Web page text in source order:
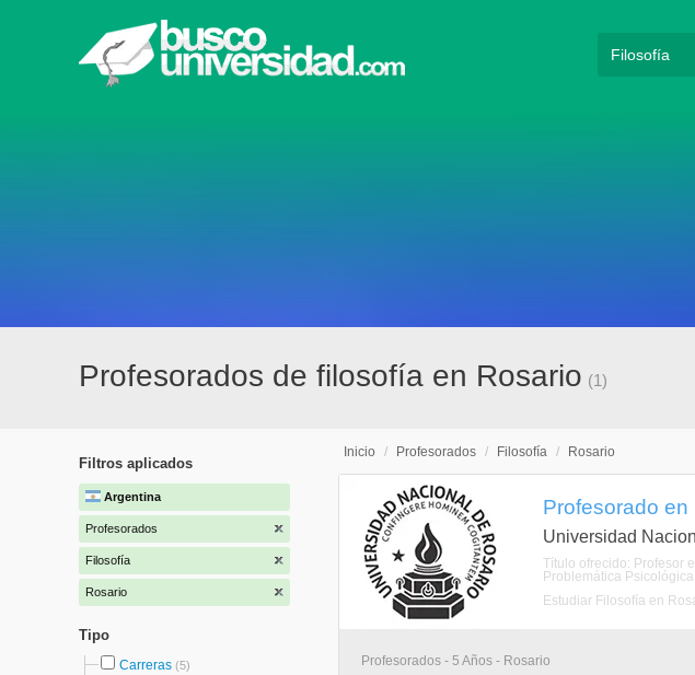
Profesorados de filosofía en Rosario (1)
Filtros aplicados
Argentina
Profesorados
Filosofía
Rosario
Tipo
Carreras (5)
Inicio / Profesorados / Filosofía / Rosario
Profesorado
Universidad
Título ofrecido: Profesor
Problemática
Estudiar Filosofía en
Profesorados - 5 Años - Rosario